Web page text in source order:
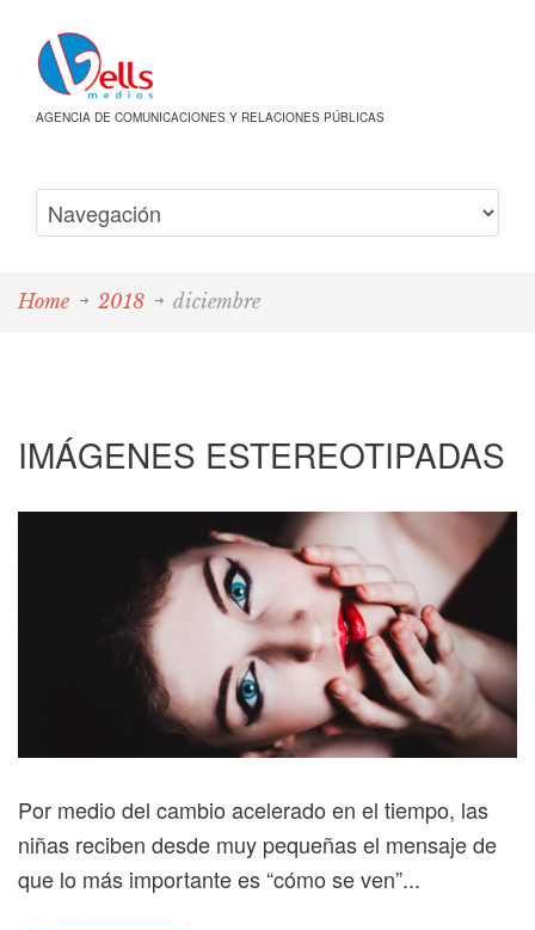
AGENCIA DE COMUNICACIONES Y RELACIONES PÚBLICAS
Home 2018 diciembre
IMÁGENES ESTEREOTIPADAS
Por medio del cambio acelerado en el tiempo, las
niñas reciben desde muy pequeñas el mensaje de
que lo más importante es “cómo se ven”...